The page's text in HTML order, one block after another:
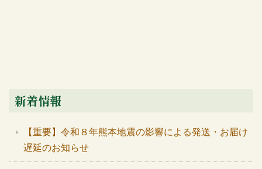
新着情報
【重要】令和８年熊本地震の影響による発送・お届け
遅延のお知らせ